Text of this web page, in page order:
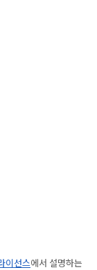
이선스에서 설명하는